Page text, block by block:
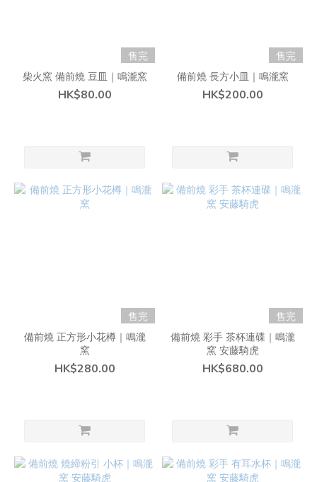
售完
柴火窯 備前燒 豆皿｜鳴瀧窯
HK$80.00
售完
備前燒 長方小皿｜鳴瀧窯
HK$200.00
售完
備前燒 正方形小花樽｜鳴瀧
窯
HK$280.00
售完
備前燒 彩手 茶杯連碟｜鳴瀧
窯 安藤騎虎
HK$680.00